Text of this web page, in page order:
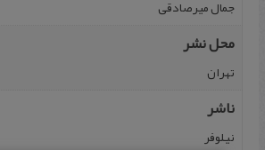
جمال میرصادقی
محل نشر
تهران
ناشر
نیلوفر